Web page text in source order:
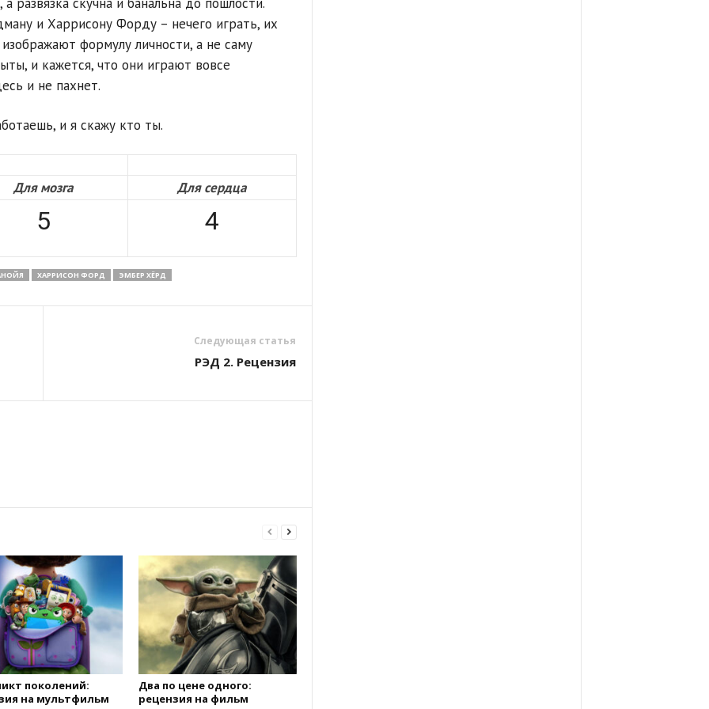
развязка скучна и банальна до пошлости.
и Харрисону Форду – нечего играть, их
формулу личности, а не саму
и кажется, что они играют вовсе
и не пахнет.
и я скажу кто ты.
Для мозга Для сердца
5 4
ХАРРИСОН ФОРД ЭМБЕР ХЁРД
Следующая статья
РЭД 2. Рецензия
поколений:
на мультфильм
Два по цене одного:
рецензия на фильм